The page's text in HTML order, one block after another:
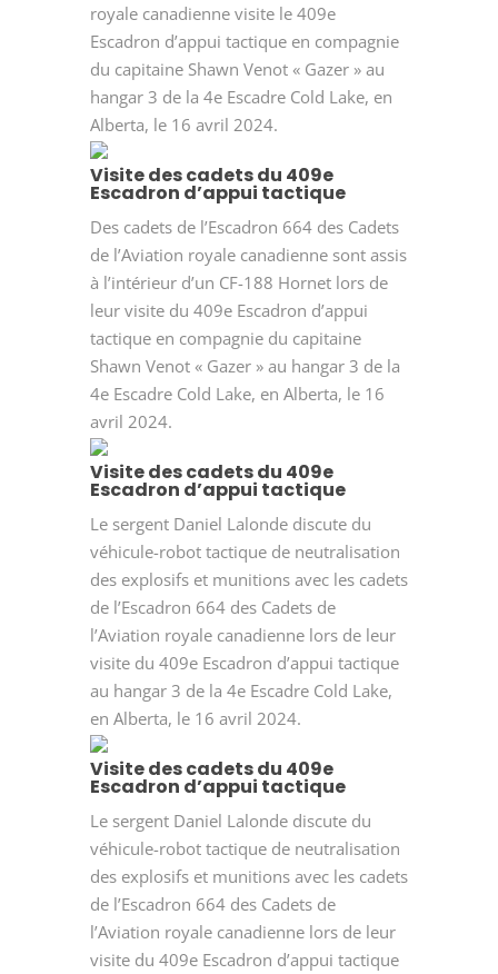
royale canadienne visite le 409e
Escadron d’appui tactique en compagnie
du capitaine Shawn Venot « Gazer » au
hangar 3 de la 4e Escadre Cold Lake, en
Alberta, le 16 avril 2024.
Visite des cadets du 409e
Escadron d’appui tactique
Des cadets de l’Escadron 664 des Cadets
de l’Aviation royale canadienne sont assis
à l’intérieur d’un CF-188 Hornet lors de
leur visite du 409e Escadron d’appui
tactique en compagnie du capitaine
Shawn Venot « Gazer » au hangar 3 de la
4e Escadre Cold Lake, en Alberta, le 16
avril 2024.
Visite des cadets du 409e
Escadron d’appui tactique
Le sergent Daniel Lalonde discute du
véhicule-robot tactique de neutralisation
des explosifs et munitions avec les cadets
de l’Escadron 664 des Cadets de
l’Aviation royale canadienne lors de leur
visite du 409e Escadron d’appui tactique
au hangar 3 de la 4e Escadre Cold Lake,
en Alberta, le 16 avril 2024.
Visite des cadets du 409e
Escadron d’appui tactique
Le sergent Daniel Lalonde discute du
véhicule-robot tactique de neutralisation
des explosifs et munitions avec les cadets
de l’Escadron 664 des Cadets de
l’Aviation royale canadienne lors de leur
visite du 409e Escadron d’appui tactique